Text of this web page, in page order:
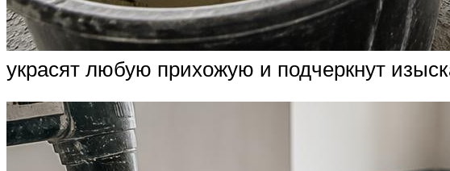
украсят любую прихожую и подчеркнут